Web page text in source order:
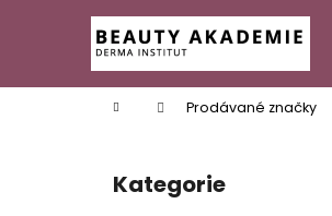
Domů Prodávané značky
Přeskočit
kategorie
Kategorie
í
Zpět
do
Zpět
do